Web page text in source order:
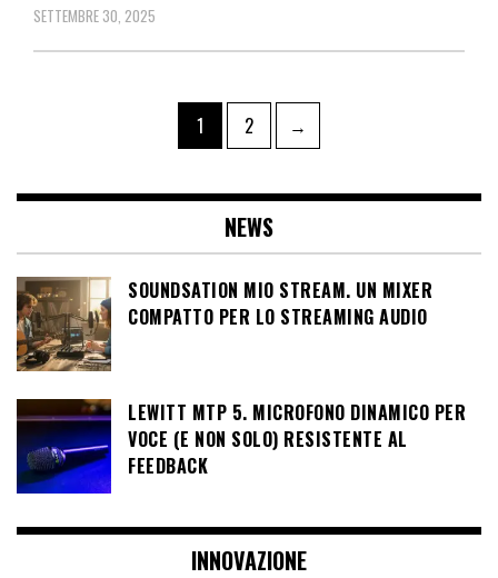
SETTEMBRE 30, 2025
articoli
Pagina
1 Pagina
2 →
NEWS
SOUNDSATION MIO STREAM. UN MIXER
COMPATTO PER LO STREAMING AUDIO
LEWITT MTP 5. MICROFONO DINAMICO PER
VOCE (E NON SOLO) RESISTENTE AL
FEEDBACK
INNOVAZIONE